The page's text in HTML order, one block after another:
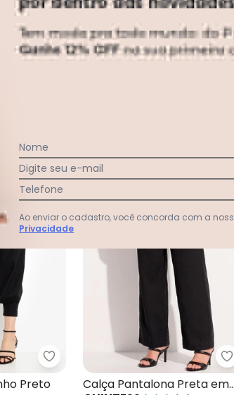
em Sarja
You Premium - Calça em
Preto
-20%
Calça Pantalona Preta em
Nome
Digite seu e-mail
Telefone
Ao enviar o cadastro, você concorda com a
Privacidade